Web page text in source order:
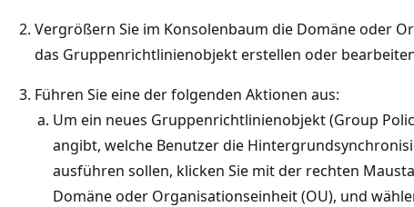
Vergrößern Sie im Konsolenbaum die Domäne oder
das Gruppenrichtlinienobjekt erstellen oder
Führen Sie eine der folgenden Aktionen aus:
Um ein neues Gruppenrichtlinienobjekt (Group
angibt, welche Benutzer die
ausführen sollen, klicken Sie mit der rechten
Domäne oder Organisationseinheit (OU), und